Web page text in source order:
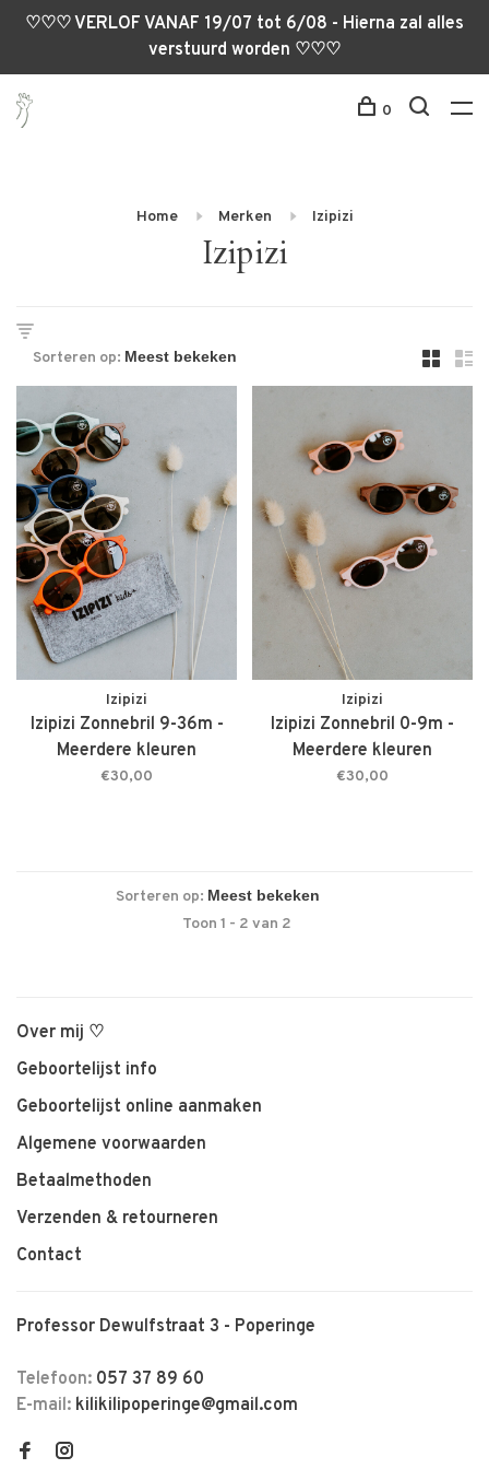
♡♡♡ VERLOF VANAF 19/07 tot 6/08 - Hierna zal alles
verstuurd worden ♡♡♡
0
Home Merken Izipizi
Izipizi
Sorteren op:
Izipizi
Izipizi Zonnebril 9-36m -
Meerdere kleuren
€30,00
Izipizi
Izipizi Zonnebril 0-9m -
Meerdere kleuren
€30,00
Sorteren op:
Toon 1 - 2 van 2
Over mij ♡
Geboortelijst info
Geboortelijst online aanmaken
Algemene voorwaarden
Betaalmethoden
Verzenden & retourneren
Contact
Professor Dewulfstraat 3 - Poperinge
Telefoon: 057 37 89 60
E-mail: kilikilipoperinge@gmail.com